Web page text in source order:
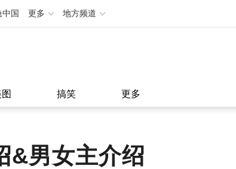
中国 更多 地方频道
搞笑 更多
&男女主介绍